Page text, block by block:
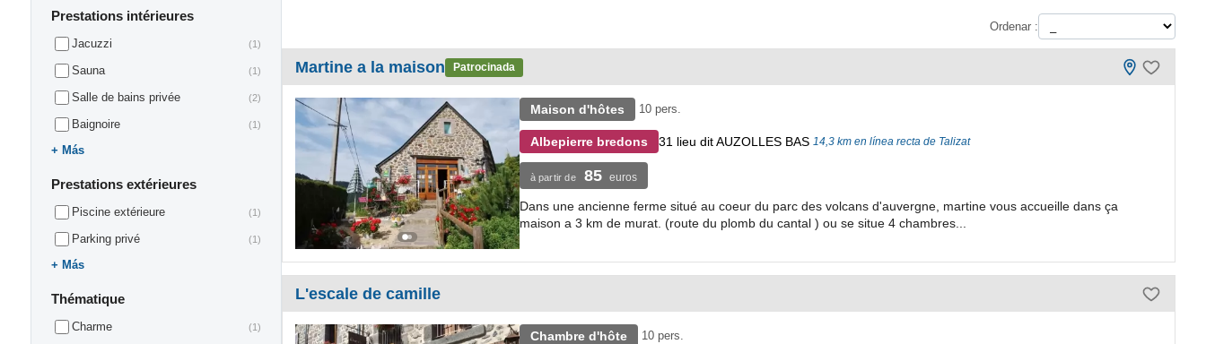
Prestations intérieures
Jacuzzi (1)
Sauna (1)
Salle de bains privée (2)
Baignoire (1)
Más
Prestations extérieures
Piscine extérieure (1)
Parking privé (1)
Más
Thématique
Charme (1)
Ordenar :
Martine a la maison Patrocinada
Maison d'hôtes 10 pers.
Albepierre bredons 31 lieu dit AUZOLLES BAS 14,3 km en línea recta de Talizat
à partir de 85 euros
Dans une ancienne ferme situé au coeur du parc des volcans d'auvergne, martine vous accueille dans ça
maison a 3 km de murat. (route du plomb du cantal ) ou se situe 4 chambres...
L'escale de camille
Chambre d'hôte 10 pers.